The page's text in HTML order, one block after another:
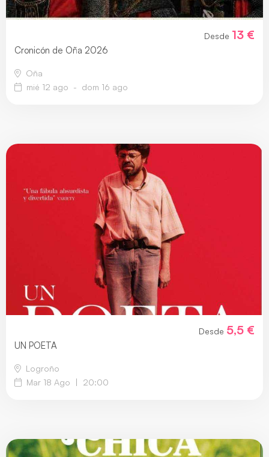
Desde 13 €
Cronicón de Oña 2026
Oña
mié 12 ago - dom 16 ago
Desde 5,5 €
UN POETA
Logroño
Mar 18 Ago
| 20:00